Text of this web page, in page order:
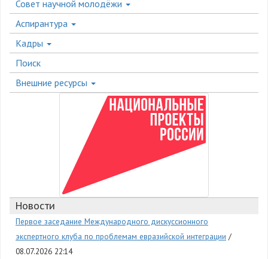
Совет научной молодёжи
Аспирантура
Кадры
Поиск
Внешние ресурсы
Новости
Первое заседание Международного дискуссионного
экспертного клуба по проблемам евразийской интеграции
08.07.2026 22:14